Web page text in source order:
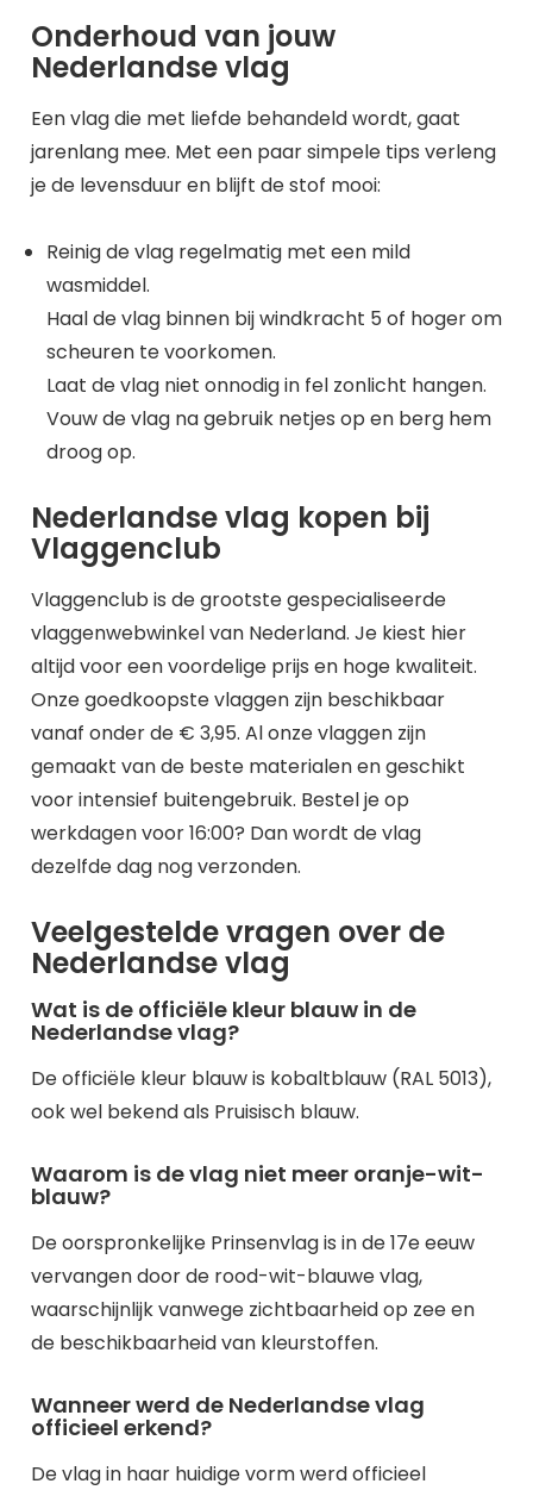
Onderhoud van jouw
Nederlandse vlag
Een vlag die met liefde behandeld wordt, gaat
jarenlang mee. Met een paar simpele tips verleng
je de levensduur en blijft de stof mooi:
Reinig de vlag regelmatig met een mild
wasmiddel.
Haal de vlag binnen bij windkracht 5 of hoger om
scheuren te voorkomen.
Laat de vlag niet onnodig in fel zonlicht hangen.
Vouw de vlag na gebruik netjes op en berg hem
droog op.
Nederlandse vlag kopen bij
Vlaggenclub
Vlaggenclub is de grootste gespecialiseerde
vlaggenwebwinkel van Nederland. Je kiest hier
altijd voor een voordelige prijs en hoge kwaliteit.
Onze goedkoopste vlaggen zijn beschikbaar
vanaf onder de € 3,95. Al onze vlaggen zijn
gemaakt van de beste materialen en geschikt
voor intensief buitengebruik. Bestel je op
werkdagen voor 16:00? Dan wordt de vlag
dezelfde dag nog verzonden.
Veelgestelde vragen over de
Nederlandse vlag
Wat is de officiële kleur blauw in de
Nederlandse vlag?
De officiële kleur blauw is kobaltblauw (RAL 5013),
ook wel bekend als Pruisisch blauw.
Waarom is de vlag niet meer oranje-wit-
blauw?
De oorspronkelijke Prinsenvlag is in de 17e eeuw
vervangen door de rood-wit-blauwe vlag,
waarschijnlijk vanwege zichtbaarheid op zee en
de beschikbaarheid van kleurstoffen.
Wanneer werd de Nederlandse vlag
officieel erkend?
De vlag in haar huidige vorm werd officieel